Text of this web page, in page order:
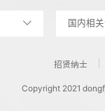
国内相
招贤纳士
Copyright 2021